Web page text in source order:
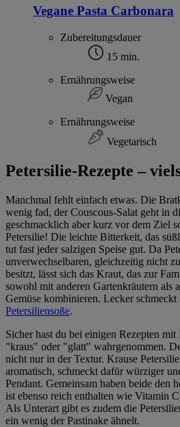
Vegane Pasta Carbonara
Zubereitungsdauer
15 min.
Ernährungsweise
Vegan
Ernährungsweise
Vegetarisch
Petersilie-Rezepte –
Manchmal fehlt einfach etwas. Die
wenig fad, der Couscous-Salat geht in
geschmacklich aber kurz vor dem Ziel
Petersilie! Die leichte Bitterkeit, das
tut fast jeder salzigen Speise gut. Da
unverwechselbaren, gleichzeitig nicht
besitzt, lässt sich das Kraut, das zur
sowohl mit anderen Gartenkräutern als
Gemüse kombinieren. Lecker schmeckt
Petersiliensoße.
Sicher hast du bei einigen Rezepten mit
"kraus" oder "glatt" wahrgenommen.
nicht nur in der Textur. Krause
aromatisch, schmeckt dafür würziger
Pendant. Gemeinsam haben beide den
ist ebenso reich enthalten wie Vitamin
Als Unterart gibt es zudem die
ein wenig der Pastinake ähnelt.